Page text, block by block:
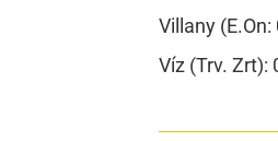
Villany
Víz (Trv. Zrt):